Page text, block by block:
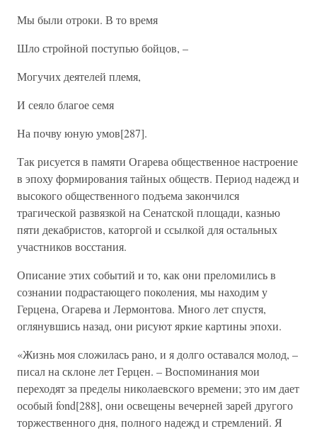
Мы были отроки. В то время
Шло стройной поступью бойцов, –
Могучих деятелей племя,
И сеяло благое семя
На почву юную умов[287].
Так рисуется в памяти Огарева общественное настроение
в эпоху формирования тайных обществ. Период надежд и
высокого общественного подъема закончился
трагической развязкой на Сенатской площади, казнью
пяти декабристов, каторгой и ссылкой для остальных
участников восстания.
Описание этих событий и то, как они преломились в
сознании подрастающего поколения, мы находим у
Герцена, Огарева и Лермонтова. Много лет спустя,
оглянувшись назад, они рисуют яркие картины эпохи.
«Жизнь моя сложилась рано, и я долго оставался молод, –
писал на склоне лет Герцен. – Воспоминания мои
переходят за пределы николаевского времени; это им дает
особый fond[288], они освещены вечерней зарей другого
торжественного дня, полного надежд и стремлений. Я